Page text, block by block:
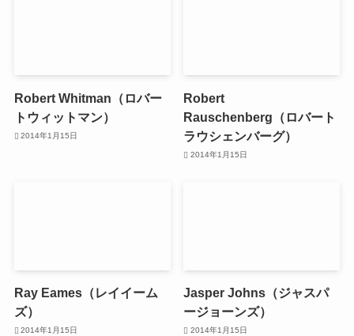
Robert Whitman（ロバー
トウィットマン）
2014年1月15日
Robert
Rauschenberg（ロバート
ラウシェンバーグ）
2014年1月15日
Ray Eames（レイイーム
ズ）
2014年1月15日
Jasper Johns（ジャスパ
ージョーンズ）
2014年1月15日